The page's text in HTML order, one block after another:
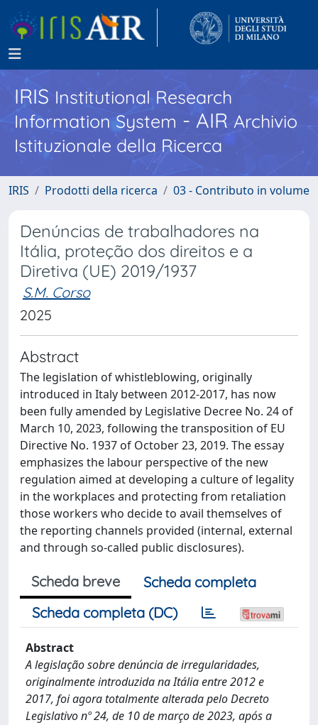
IRISInstitutional Research
Information System - AIR Archivio
Istituzionale della Ricerca
IRIS Prodotti della ricerca 03 - Contributo in volume
Denúncias de trabalhadores na
Itália, proteção dos direitos e a
Diretiva (UE) 2019/1937
S.M. Corso
2025
Abstract
The legislation of whistleblowing, originally
introduced in Italy between 2012-2017, has now
been fully amended by Legislative Decree No. 24 of
March 10, 2023, following the transposition of EU
Directive No. 1937 of October 23, 2019. The essay
emphasizes the labour perspective of the new
regulation aimed at developing a culture of legality
in the workplaces and protecting from retaliation
those workers who decide to avail themselves of
the reporting channels provided (internal, external
and through so-called public disclosures).
Scheda breve
Scheda completa
Scheda completa (DC)
Abstract
A legislação sobre denúncia de irregularidades,
originalmente introduzida na Itália entre 2012 e
2017, foi agora totalmente alterada pelo Decreto
Legislativo nº 24, de 10 de março de 2023, após a